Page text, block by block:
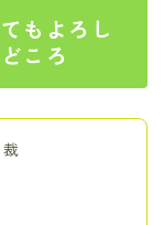
もよろし
ころ